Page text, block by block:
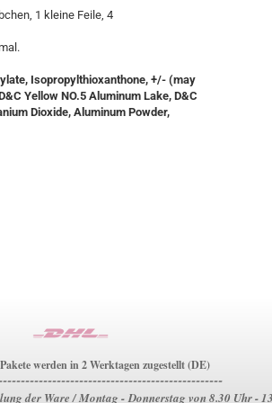
1 kleine Feile, 4
Isopropylthioxanthone, +/- (may
Yellow NO.5 Aluminum Lake, D&C
Dioxide, Aluminum Powder,
werden in 2 Werktagen zugestellt (DE)
der Ware / Montag - Donnerstag von 8.30 Uhr -